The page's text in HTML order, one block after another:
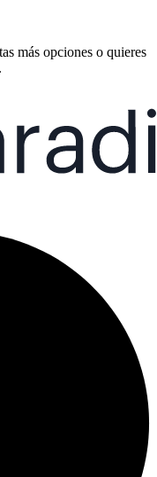
más opciones o quieres
.